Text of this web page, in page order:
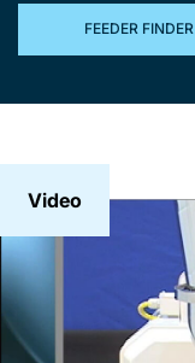
FEEDER FINDER
Video